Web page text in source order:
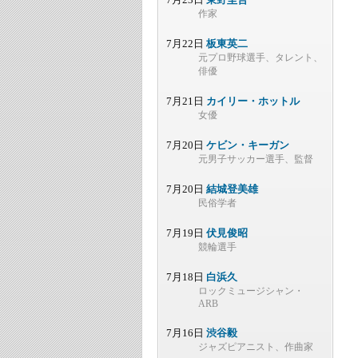
作家
7月22日 板東英二
元プロ野球選手、タレント、
俳優
7月21日 カイリー・ホットル
女優
7月20日 ケビン・キーガン
元男子サッカー選手、監督
7月20日 結城登美雄
民俗学者
7月19日 伏見俊昭
競輪選手
7月18日 白浜久
ロックミュージシャン・
ARB
7月16日 渋谷毅
ジャズピアニスト、作曲家